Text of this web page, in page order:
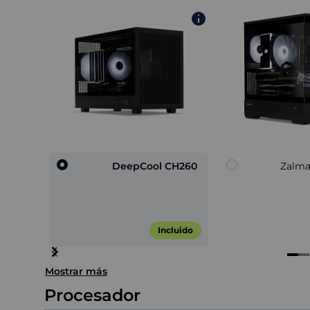
DeepCool CH260
Incluido
Item
1
of
4
Mostrar más
Procesador